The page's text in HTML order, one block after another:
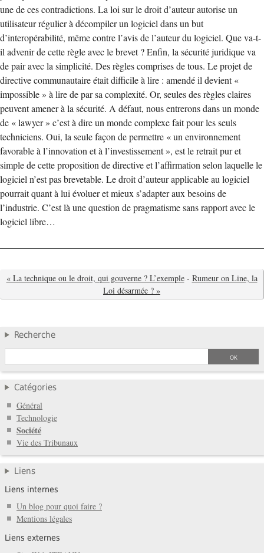
une de ces contradictions. La loi sur le droit d’auteur autorise un
utilisateur régulier à décompiler un logiciel dans un but
d’interopérabilité, même contre l’avis de l’auteur du logiciel. Que va-t-
il advenir de cette règle avec le brevet ? Enfin, la sécurité juridique va
de pair avec la simplicité. Des règles comprises de tous. Le projet de
directive communautaire était difficile à lire : amendé il devient «
impossible » à lire de par sa complexité. Or, seules des règles claires
peuvent amener à la sécurité. A défaut, nous entrerons dans un monde
de « lawyer » c’est à dire un monde complexe fait pour les seuls
techniciens. Oui, la seule façon de permettre « un environnement
favorable à l’innovation et à l’investissement », est le retrait pur et
simple de cette proposition de directive et l’affirmation selon laquelle le
logiciel n’est pas brevetable. Le droit d’auteur applicable au logiciel
pourrait quant à lui évoluer et mieux s’adapter aux besoins de
l’industrie. C’est là une question de pragmatisme sans rapport avec le
logiciel libre…
« La technique ou le droit, qui gouverne ? L’exemple - Rumeur on Line, la
Loi désarmée ? »
Recherche
Catégories
Général
Technologie
Société
Vie des Tribunaux
Liens
Liens internes
Un blog pour quoi faire ?
Mentions légales
Liens externes